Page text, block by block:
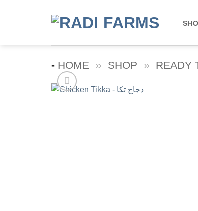
- HOME » SHOP » READY